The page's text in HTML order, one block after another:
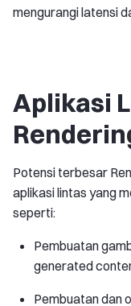
mengurangi latensi
Aplikasi
Potensi terbesar
aplikasi lintas yang
seperti:
Pembuatan
generated
Pembuatan dan